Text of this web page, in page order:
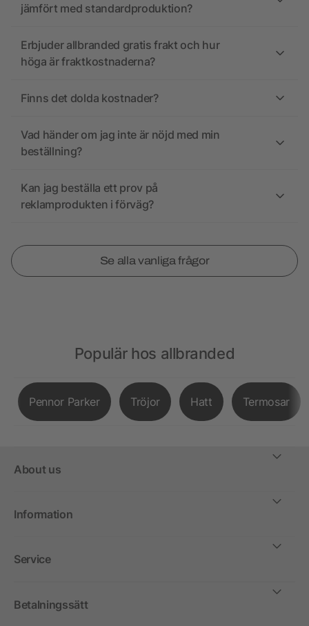
jämfört med standardproduktion?
Erbjuder allbranded gratis frakt och hur
höga är fraktkostnaderna?
Finns det dolda kostnader?
Vad händer om jag inte är nöjd med min
beställning?
Kan jag beställa ett prov på
reklamprodukten i förväg?
Se alla vanliga frågor
Populär hos allbranded
Pennor Parker Tröjor Hatt Termosar
About us
Information
Service
Betalningssätt